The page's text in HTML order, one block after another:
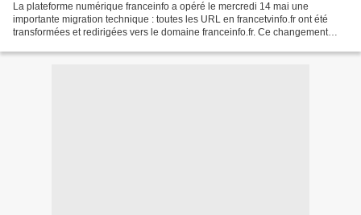
La plateforme numérique franceinfo a opéré le mercredi 14 mai une
importante migration technique : toutes les URL en francetvinfo.fr ont été
transformées et redirigées vers le domaine franceinfo.fr. Ce changement